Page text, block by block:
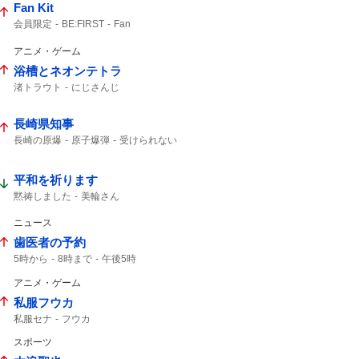
Fan Kit
会員限定 BE:FIRST Fan
アニメ・ゲーム
浴槽とネオンテトラ
渚トラウト にじさんじ
長崎県知事
長崎の原爆 原子爆弾
受けられない
平和を祈ります
黙祷しました 美輪さん
ニュース
歯医者の予約
5時から 8時まで 午後5時
アニメ・ゲーム
私服フウカ
私服セナ フウカ
スポーツ